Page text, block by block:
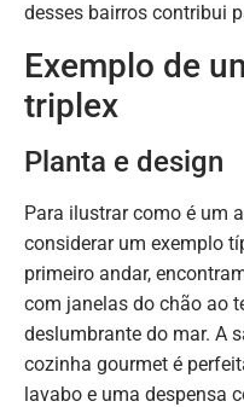
desses bairros contribui
Exemplo de
triplex
Planta e design
Para ilustrar como é um
considerar um exemplo
primeiro andar,
com janelas do chão ao
deslumbrante do mar. A
cozinha gourmet é
lavabo e uma despensa